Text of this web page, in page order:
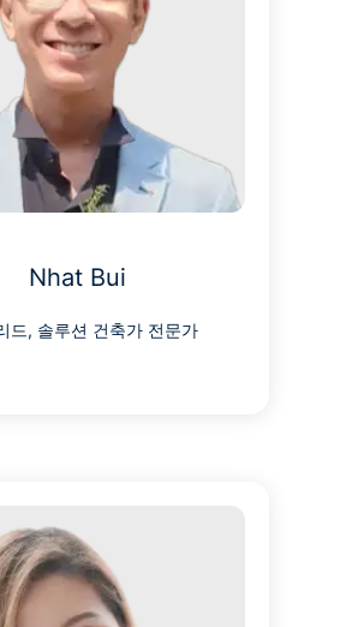
Nhat Bui
드, 솔루션 건축가 전문가